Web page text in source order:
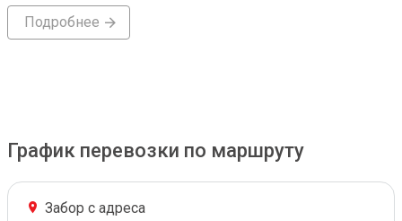
Подробнее
График перевозки по маршруту
Забор с адреса